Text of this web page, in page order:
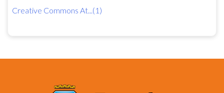
Creative Commons At...(1)